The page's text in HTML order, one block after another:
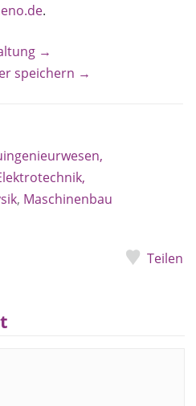
.
→
speichern →
, Maschinenbau
Teilen